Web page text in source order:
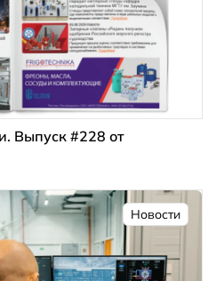
Выпуск #228 от
Новости